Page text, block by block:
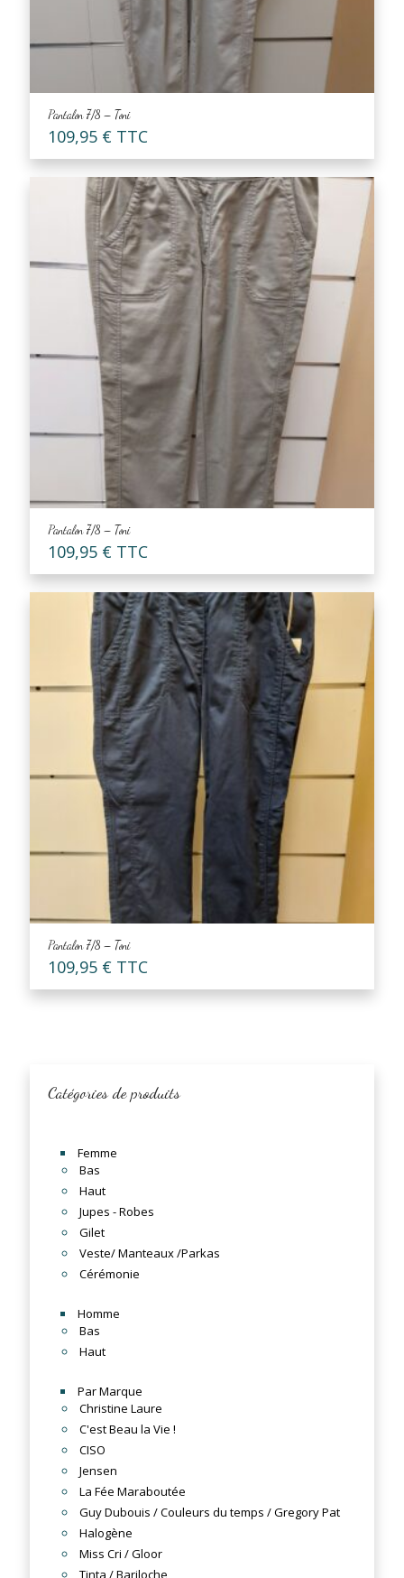
Pantalon 7/8 – Toni
109,95 € TTC
Pantalon 7/8 – Toni
109,95 € TTC
Pantalon 7/8 – Toni
109,95 € TTC
Catégories de produits
Femme
Bas
Haut
Jupes - Robes
Gilet
Veste/ Manteaux /Parkas
Cérémonie
Homme
Bas
Haut
Par Marque
Christine Laure
C'est Beau la Vie !
CISO
Jensen
La Fée Maraboutée
Guy Dubouis / Couleurs du temps / Gregory Pat
Halogène
Miss Cri / Gloor
Tinta / Bariloche